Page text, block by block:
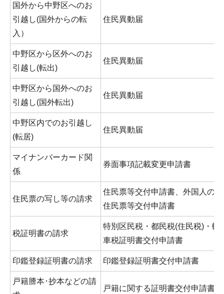
国外から中野区へのお
引越し(国外からの転
入）
住民異動届
中野区から区外へのお
引越し(転出)
住民異動届
中野区から国外へのお
引越し(国外転出)
住民異動届
中野区内でのお引越し
(転居)
住民異動届
マイナンバーカード関
係
券面事項記載変更申請書
住民票の写し等の請求
住民票等交付申請書、外国人の
住民票等交付申請書
税証明書の請求
特別区民税・都民税(住民税)・軽
車税証明書交付申請書
印鑑登録証明書の請求 印鑑登録証明書交付申請書
戸籍謄本･抄本などの請
戸籍に関する証明書交付申請書